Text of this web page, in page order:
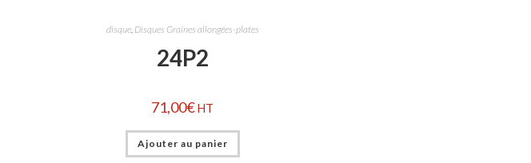
disque, Disques Graines allongées-plates
24P2
71,00€ HT
Ajouter au panier